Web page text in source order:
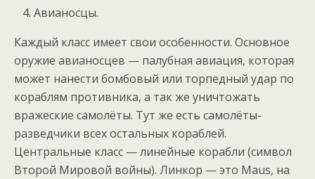
Авианосцы.
Каждый класс имеет свои особенности. Основное
оружие авианосцев — палубная авиация, которая
может нанести бомбовый или торпедный удар по
кораблям противника, а так же уничтожать
вражеские самолёты. Тут же есть самолёты-
разведчики всех остальных кораблей.
Центральные класс — линейные корабли (символ
Второй Мировой войны). Линкор — это Maus, на